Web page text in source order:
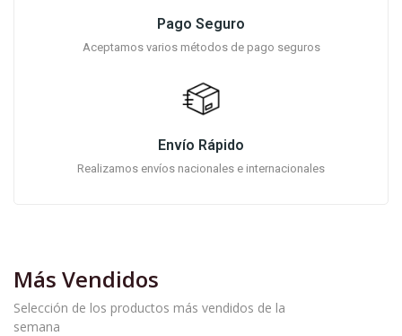
Pago Seguro
Aceptamos varios métodos de pago seguros
Envío Rápido
Realizamos envíos nacionales e internacionales
Más Vendidos
Selección de los productos más vendidos de la
semana